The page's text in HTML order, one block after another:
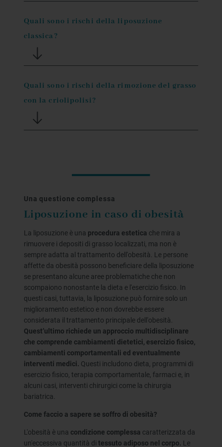
Quali sono i rischi della liposuzione
classica?
Quali sono i rischi della rimozione del grasso
con la criolipolisi?
Una questione complessa
Liposuzione in caso di obesità
La liposuzione è una procedura estetica che mira a
rimuovere i depositi di grasso localizzati, ma non è
sempre adatta al trattamento dell'obesità. Le persone
affette da obesità possono beneficiare della liposuzione
se presentano alcune aree problematiche che non
scompaiono nonostante la dieta e l'esercizio fisico. In
questi casi, tuttavia, la liposuzione può fornire solo un
miglioramento estetico e non dovrebbe essere
considerata il trattamento principale dell'obesità.
Quest’ultimo richiede un approccio multidisciplinare
che comprende cambiamenti dietetici, esercizio fisico,
cambiamenti comportamentali ed eventualmente
interventi medici. Questi includono dieta, programmi di
esercizio fisico, terapia comportamentale, farmaci e, in
alcuni casi, interventi chirurgici come la chirurgia
bariatrica.
Come faccio a sapere se soffro di obesità?
L'obesità è una condizione complessa caratterizzata da
un'eccessiva quantità di tessuto adiposo nel corpo. Le